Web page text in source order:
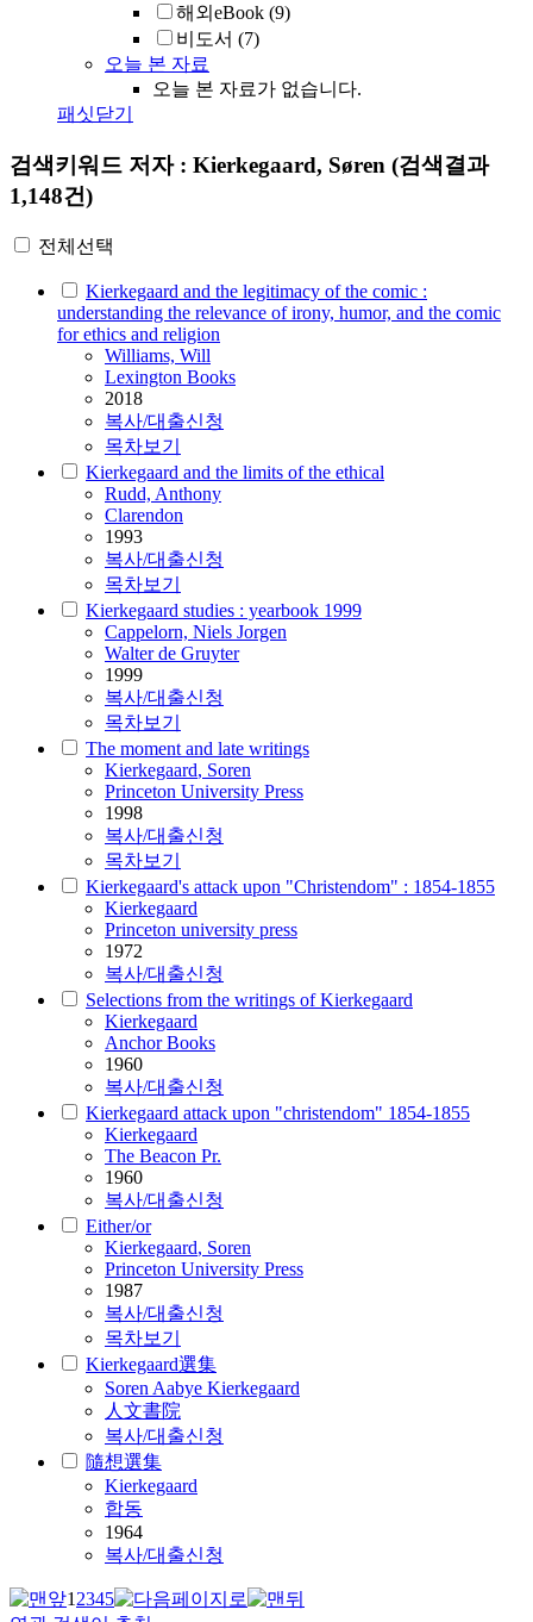
해외eBook (9)
비도서 (7)
오늘 본 자료
오늘 본 자료가 없습니다.
패싯닫기
검색키워드 저자 : Kierkegaard, Søren (검색결과
1,148건)
전체선택
Kierkegaard and the legitimacy of the comic :
understanding the relevance of irony, humor, and the comic
for ethics and religion
Williams, Will
Lexington Books
2018
복사/대출신청
목차보기
Kierkegaard and the limits of the ethical
Rudd, Anthony
Clarendon
1993
복사/대출신청
목차보기
Kierkegaard studies : yearbook 1999
Cappelorn, Niels Jorgen
Walter de Gruyter
1999
복사/대출신청
목차보기
The moment and late writings
Kierkegaard, Soren
Princeton University Press
1998
복사/대출신청
목차보기
Kierkegaard's attack upon "Christendom" : 1854-1855
Kierkegaard
Princeton university press
1972
복사/대출신청
Selections from the writings of Kierkegaard
Kierkegaard
Anchor Books
1960
복사/대출신청
Kierkegaard attack upon "christendom" 1854-1855
Kierkegaard
The Beacon Pr.
1960
복사/대출신청
Either/or
Kierkegaard, Soren
Princeton University Press
1987
복사/대출신청
목차보기
Kierkegaard選集
Soren Aabye Kierkegaard
人文書院
복사/대출신청
隨想選集
Kierkegaard
합동
1964
복사/대출신청
12345